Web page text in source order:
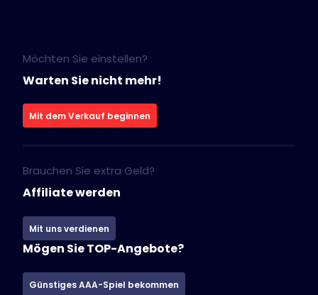
Möchten Sie einstellen?
Warten Sie nicht mehr!
Mit dem Verkauf beginnen
Brauchen Sie extra Geld?
Affiliate werden
Mit uns verdienen
Mögen Sie TOP-Angebote?
Günstiges AAA-Spiel bekommen